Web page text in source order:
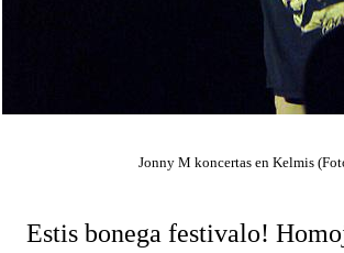
Jonny M koncertas en Kelmis
Estis bonega festivalo!